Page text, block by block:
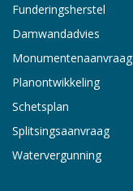
Funderingsherstel
Damwandadvies
Monumentenaanvraag
Planontwikkeling
Schetsplan
Splitsingsaanvraag
Watervergunning